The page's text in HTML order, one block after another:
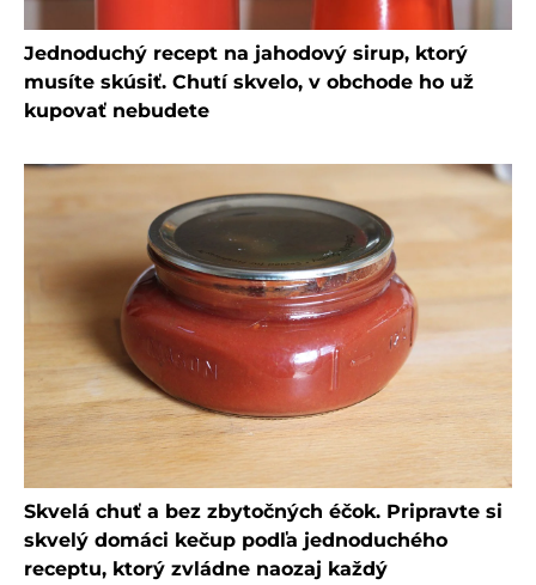
Jednoduchý recept na jahodový sirup, ktorý
musíte skúsiť. Chutí skvelo, v obchode ho už
kupovať nebudete
Skvelá chuť a bez zbytočných éčok. Pripravte si
skvelý domáci kečup podľa jednoduchého
receptu, ktorý zvládne naozaj každý